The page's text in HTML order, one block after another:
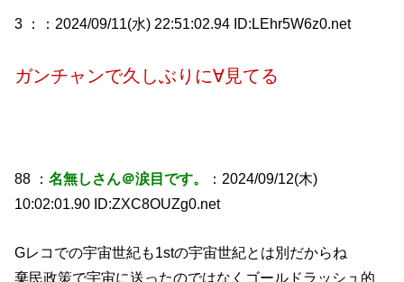
3 ： ：2024/09/11(水) 22:51:02.94 ID:LEhr5W6z0.net
ガンチャンで久しぶりに∀見てる
88 ：名無しさん＠涙目です。
：2024/09/12(木)
10:02:01.90 ID:ZXC8OUZg0.net
Gレコでの宇宙世紀も1stの宇宙世紀とは別だからね
棄民政策で宇宙に送ったのではなくゴールドラッシュ的